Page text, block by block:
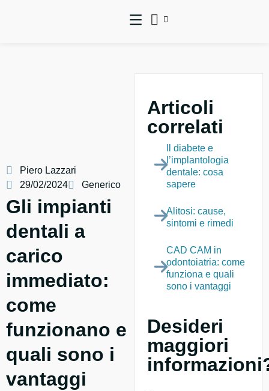
Piero Lazzari
29/02/2024
Generico
Gli impianti
dentali a
carico
immediato:
come
funzionano e
quali sono i
vantaggi
Articoli
correlati
Il diabete e
l’implantologia
dentale: cosa
sapere
Alitosi: cause,
sintomi e rimedi
CAD CAM in
odontoiatria: come
funziona e quali
sono i vantaggi
Desideri
maggiori